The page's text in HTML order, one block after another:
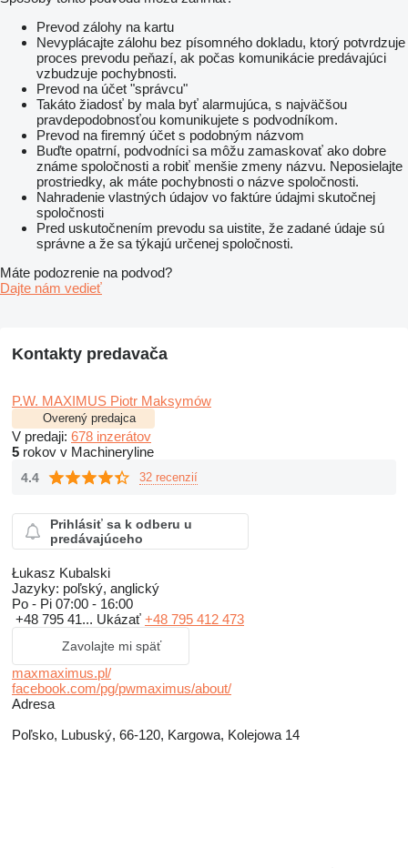
Prevod zálohy na kartu
Nevyplácajte zálohu bez písomného dokladu, ktorý potvrdzuje
proces prevodu peňazí, ak počas komunikácie predávajúci
vzbudzuje pochybnosti.
Prevod na účet "správcu"
Takáto žiadosť by mala byť alarmujúca, s najväčšou
pravdepodobnosťou komunikujete s podvodníkom.
Prevod na firemný účet s podobným názvom
Buďte opatrní, podvodníci sa môžu zamaskovať ako dobre
známe spoločnosti a robiť menšie zmeny názvu. Neposielajte
prostriedky, ak máte pochybnosti o názve spoločnosti.
Nahradenie vlastných údajov vo faktúre údajmi skutočnej
spoločnosti
Pred uskutočnením prevodu sa uistite, že zadané údaje sú
správne a že sa týkajú určenej spoločnosti.
Máte podozrenie na podvod?
Dajte nám vedieť
Kontakty predavača
P.W. MAXIMUS Piotr Maksymów
Overený predajca
V predaji: 678 inzerátov
5 rokov v Machineryline
4.4 32 recenzií
Prihlásiť sa k odberu u
predávajúceho
Łukasz Kubalski
Jazyky: poľský, anglický
Po - Pi 07:00 - 16:00
+48 795 41... Ukázať +48 795 412 473
Zavolajte mi späť
maxmaximus.pl/
facebook.com/pg/pwmaximus/about/
Adresa
Poľsko, Lubuský, 66-120, Kargowa, Kolejowa 14